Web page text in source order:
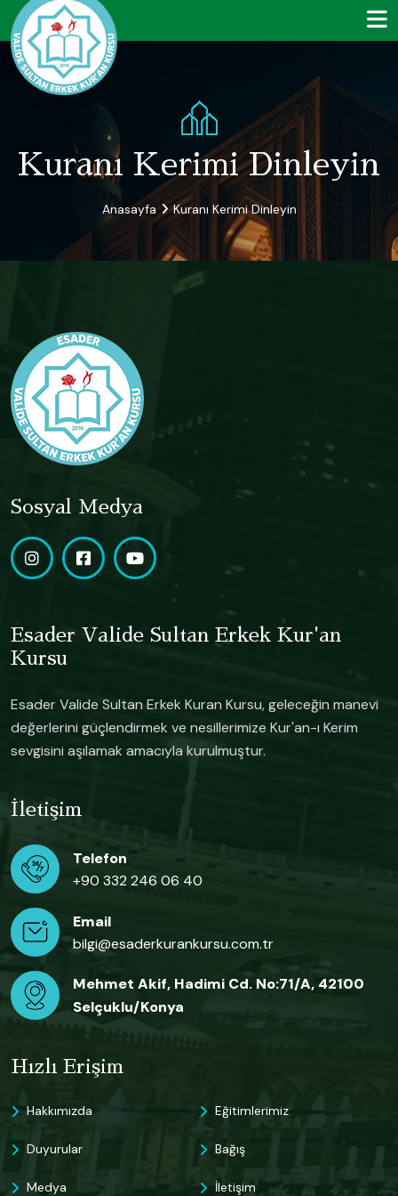
Kuranı Kerimi Dinleyin
Anasayfa Kuranı Kerimi Dinleyin
Sosyal Medya
Esader Valide Sultan Erkek Kur'an
Kursu
Esader Valide Sultan Erkek Kuran Kursu, geleceğin manevi
değerlerini güçlendirmek ve nesillerimize Kur'an-ı Kerim
sevgisini aşılamak amacıyla kurulmuştur.
İletişim
Telefon
+90 332 246 06 40
Email
bilgi@esaderkurankursu.com.tr
Mehmet Akif, Hadimi Cd. No:71/A, 42100
Selçuklu/Konya
Hızlı Erişim
Hakkımızda Eğitimlerimiz
Duyurular Bağış
Medya İletişim